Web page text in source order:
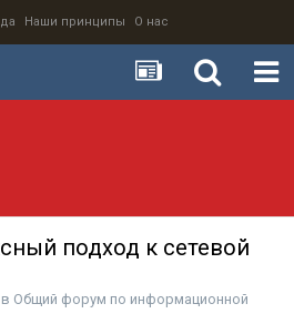
Наши принципы О нас
подход к сетевой
в Общий форум по информационной